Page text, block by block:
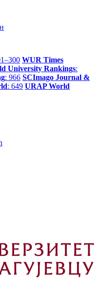
WUR Times
University Rankings:
: 966 SCImago Journal &
: 649 URAP World